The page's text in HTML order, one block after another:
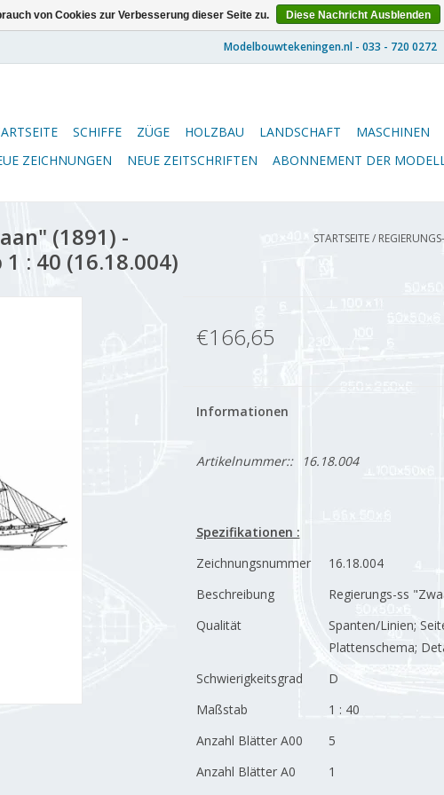
SCHIFFE ZÜGE HOLZBAU LANDSCHAFT MASCHINEN
ZEICHNUNGEN
NEUE ZEITSCHRIFTEN ABONNEMENT DER
(1891) -
: 40 (16.18.004)
STARTSEITE/
€166,65
Informationen
Artikelnummer:: 16.18.004
Spezifikationen :
Zeichnungsnummer
16.18.004
Beschreibung
Regierungs-ss
Qualität
Spanten/Linien;
Plattenschema;
Schwierigkeitsgrad
D
Maßstab
1 : 40
Anzahl Blätter A00
5
Anzahl Blätter A0
1
von Cookies zur Verbesserung dieser Seite zu. Diese Nachricht Ausblenden